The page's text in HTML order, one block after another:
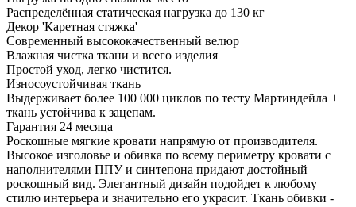
Распределённая статическая нагрузка до 130 кг
Декор 'Каретная стяжка'
Современный высококачественный велюр
Влажная чистка ткани и всего изделия
Простой уход, легко чистится.
Износоустойчивая ткань
Выдерживает более 100 000 циклов по тесту Мартиндейла +
ткань устойчива к зацепам.
Гарантия 24 месяца
Роскошные мягкие кровати напрямую от производителя.
Высокое изголовье и обивка по всему периметру кровати с
наполнителями ППУ и синтепона придают достойный
роскошный вид. Элегантный дизайн подойдет к любому
стилю интерьера и значительно его украсит. Ткань обивки -